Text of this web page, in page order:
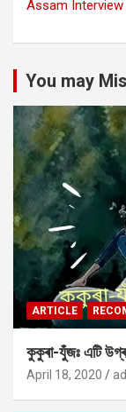
Assam Interview
You may
ARTICLE
কুকুৰা-যুঁজঃ এটি উগ্ৰ
April 18, 2020